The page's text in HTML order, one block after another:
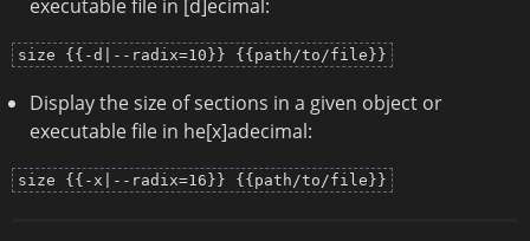
executable file in [d]ecimal:
size {{-d|--radix=10}} {{path/to/file}}
Display the size of sections in a given object or
executable file in he[x]adecimal:
size {{-x|--radix=16}} {{path/to/file}}